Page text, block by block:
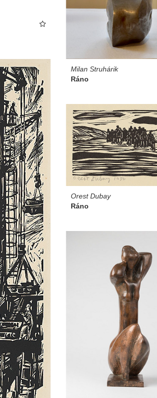
Milan Struhárik
Ráno
Orest Dubay
Ráno